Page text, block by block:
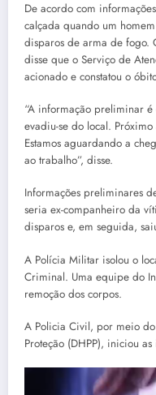
De acordo com
calçada quando um
disparos de arma de fogo.
disse que o Serviço de
acionado e constatou o
“A informação preliminar
evadiu-se do local. Próximo
Estamos aguardando a
ao trabalho”, disse.
Informações preliminares
seria ex-companheiro da
disparos e, em seguida,
A Polícia Militar isolou o
Criminal. Uma equipe do
remoção dos corpos.
A Policia Civil, por meio
Proteção (DHPP), iniciou as